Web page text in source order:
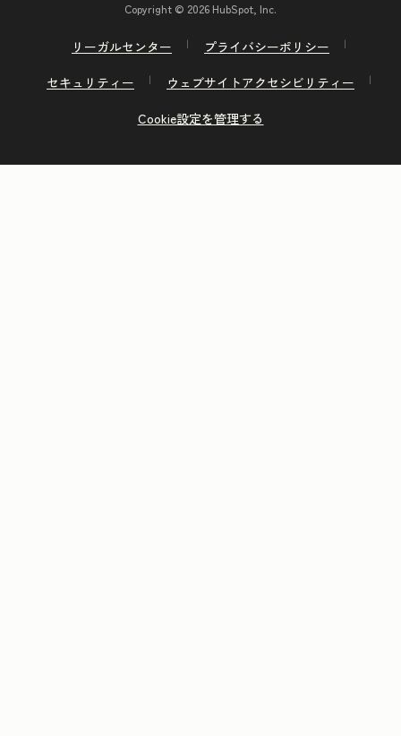
Copyright © 2026 HubSpot, Inc.
リーガルセンター
プライバシーポリシー
セキュリティー
ウェブサイトアクセシビリティー
Cookie設定を管理する